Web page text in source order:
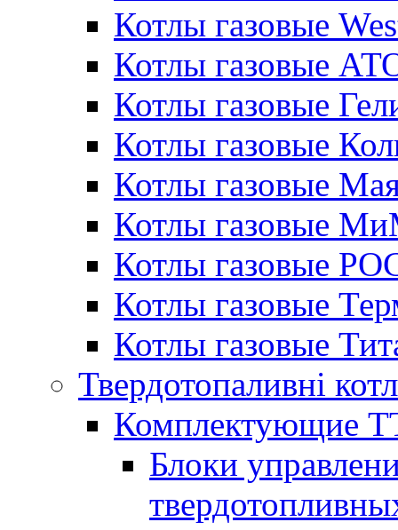
Котлы газовые
Котлы газовые
Котлы газовые
Котлы газовые
Котлы газовые
Котлы газовые
Котлы газовые
Котлы газовые
Котлы газовые
Твердотопаливні
Комплектующие
Блоки